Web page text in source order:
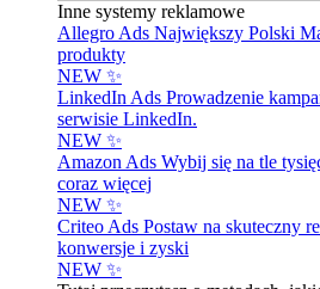
Inne systemy reklamowe
Allegro Ads Największy Polski
produkty
NEW ✨
LinkedIn Ads Prowadzenie
serwisie LinkedIn.
NEW ✨
Amazon Ads Wybij się na tle
coraz więcej
NEW ✨
Criteo Ads Postaw na skuteczny
konwersje i zyski
NEW ✨